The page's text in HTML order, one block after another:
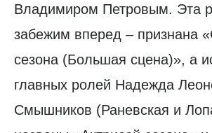
Владимиром Петровым. Эта
забежим вперед – признана
сезона (Большая сцена)», а
главных ролей Надежда
Смышников (Раневская и